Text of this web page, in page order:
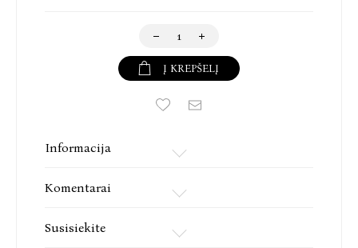
Į KREPŠELĮ
Informacija
Komentarai
Susisiekite